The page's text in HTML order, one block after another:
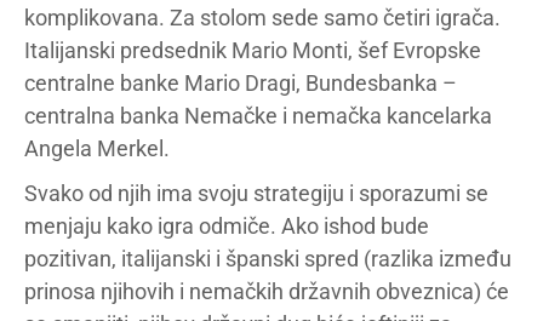
komplikovana. Za stolom sede samo četiri igrača.
Italijanski predsednik Mario Monti, šef Evropske
centralne banke Mario Dragi, Bundesbanka –
centralna banka Nemačke i nemačka kancelarka
Angela Merkel.
Svako od njih ima svoju strategiju i sporazumi se
menjaju kako igra odmiče. Ako ishod bude
pozitivan, italijanski i španski spred (razlika između
prinosa njihovih i nemačkih državnih obveznica) će